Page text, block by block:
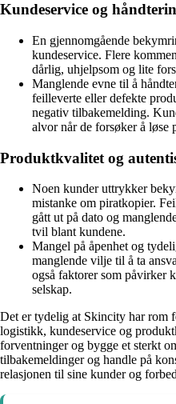
Kundeservice og
En gjennomgående
kundeservice. Flere
dårlig, uhjelpsom og lite
Manglende evne til å
feilleverte eller defekte
negativ tilbakemelding.
alvor når de forsøker å løse
Produktkvalitet og
Noen kunder uttrykker
mistanke om piratkopier.
gått ut på dato og
tvil blant kundene.
Mangel på åpenhet og
manglende vilje til å ta
også faktorer som påvirker
selskap.
Det er tydelig at Skincity har rom
logistikk, kundeservice og
forventninger og bygge et sterkt
tilbakemeldinger og handle på
relasjonen til sine kunder og